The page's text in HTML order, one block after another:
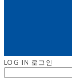
LOG IN 로그인